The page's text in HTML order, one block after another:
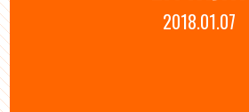
2018.01.07